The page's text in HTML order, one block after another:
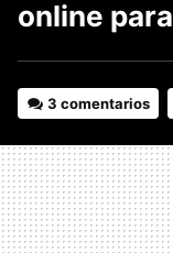
online
3 comentarios